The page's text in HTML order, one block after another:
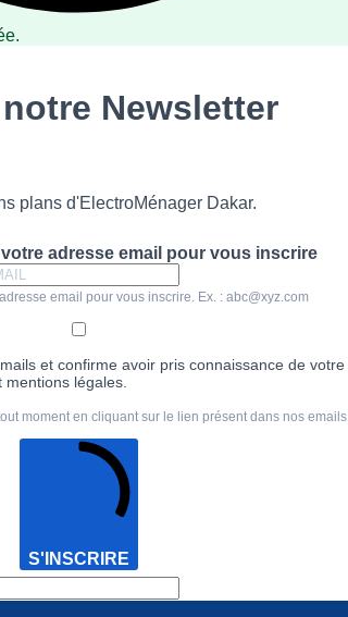
Newsletter
plans d'ElectroMénager Dakar.
adresse email pour vous inscrire
email pour vous inscrire. Ex. : abc@xyz.com
et confirme avoir pris connaissance de votre
légales.
moment en cliquant sur le lien présent dans nos emails.
S'INSCRIRE